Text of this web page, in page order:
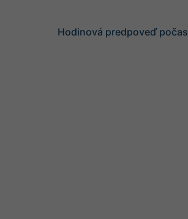
Hodinová predpoveď